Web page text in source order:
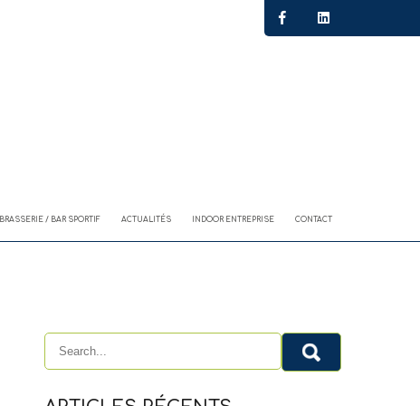
BRASSERIE / BAR SPORTIF ACTUALITÉS INDOOR ENTREPRISE CONTACT